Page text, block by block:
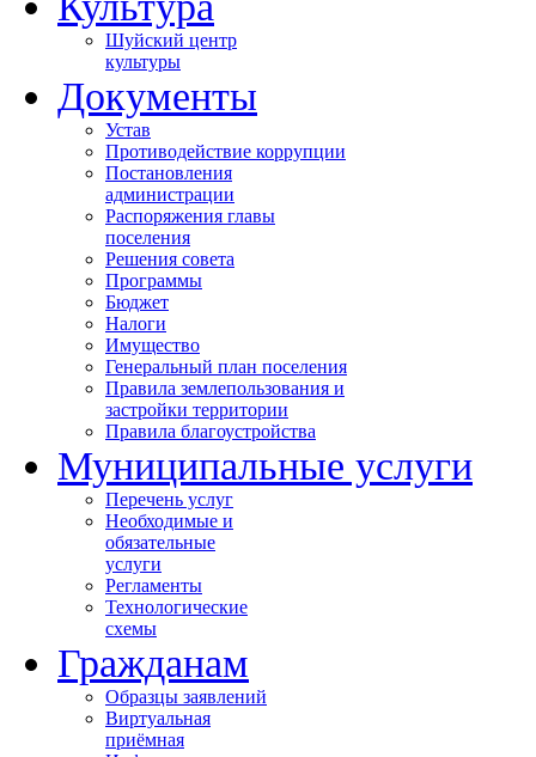
Шуйский центр
культуры
Документы
Устав
Противодействие коррупции
Постановления
администрации
Распоряжения главы
поселения
Решения совета
Программы
Бюджет
Налоги
Имущество
Генеральный план поселения
Правила землепользования и
застройки территории
Правила благоустройства
Муниципальные услуги
Перечень услуг
Необходимые и
обязательные
услуги
Регламенты
Технологические
схемы
Гражданам
Образцы заявлений
Виртуальная
приёмная